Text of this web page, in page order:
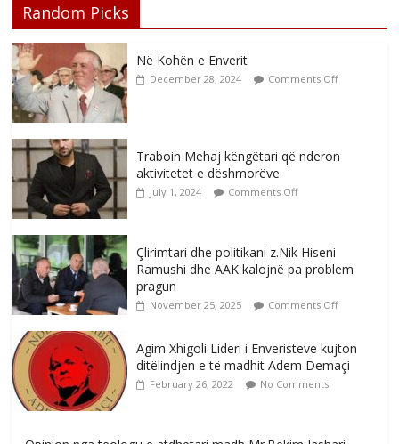
Random Picks
Në Kohën e Enverit
December 28, 2024 Comments Off
Traboin Mehaj këngëtari që nderon
aktivitetet e dëshmorëve
July 1, 2024 Comments Off
Çlirimtari dhe politikani z.Nik Hiseni
Ramushi dhe AAK kalojnë pa problem
pragun
November 25, 2025 Comments Off
Agim Xhigoli Lideri i Enveristeve kujton
ditëlindjen e të madhit Adem Demaçi
February 26, 2022 No Comments